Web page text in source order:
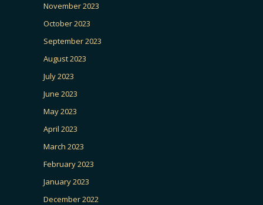
November 2023
October 2023
September 2023
August 2023
July 2023
June 2023
May 2023
April 2023
March 2023
February 2023
January 2023
December 2022